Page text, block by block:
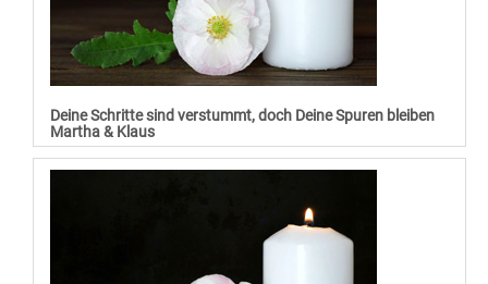
Deine Schritte sind verstummt, doch Deine Spuren bleiben
Martha & Klaus